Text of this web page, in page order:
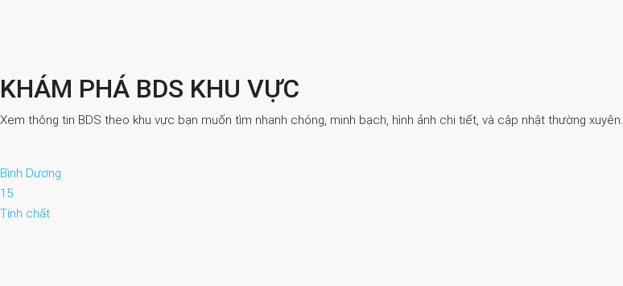
KHÁM PHÁ BDS KHU VỰC
Xem thông tin BDS theo khu vực bạn muốn tìm nhanh chóng, minh bạch, hình ảnh chi tiết, và cập nhật thường xuyên.
Bình Dương
15
Tính chất